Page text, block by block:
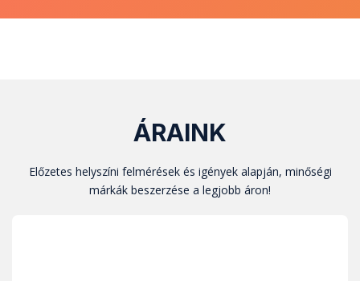
ÁRAINK
Előzetes helyszíni felmérések és igények alapján, minőségi
márkák beszerzése a legjobb áron!